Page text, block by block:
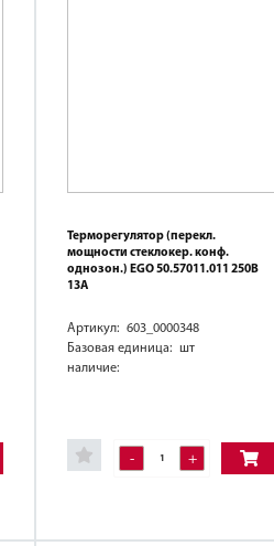
Терморегулятор (перекл.
мощности стеклокер. конф.
однозон.) EGO 50.57011.011 250В
13A
Артикул: 603_0000348
Базовая единица: шт
наличие:
- +